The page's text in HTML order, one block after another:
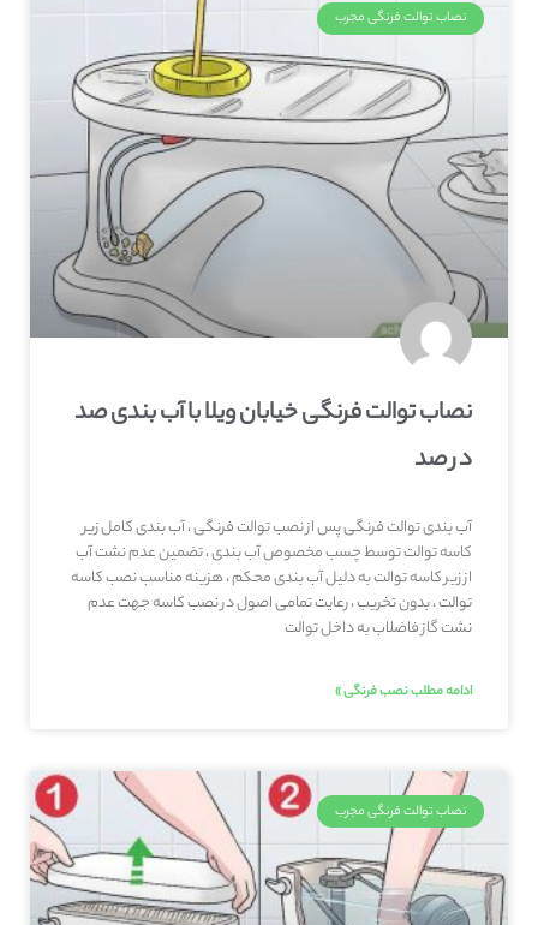
نصاب توالت فرنگی مجرب
نصاب توالت فرنگی خیابان ویلا با آب بندی صد
در صد
آب بندی توالت فرنگی پس از نصب توالت فرنگی ، آب بندی کامل زیر
کاسه توالت توسط چسب مخصوص آب بندی ، تضمین عدم نشت آب
از زیر کاسه توالت به دلیل آب بندی محکم ، هزینه مناسب نصب کاسه
توالت ، بدون تخریب ، رعایت تمامی اصول در نصب کاسه جهت عدم
نشت گاز فاضلاب به داخل توالت
ادامه مطلب نصب فرنگی »
نصاب توالت فرنگی مجرب